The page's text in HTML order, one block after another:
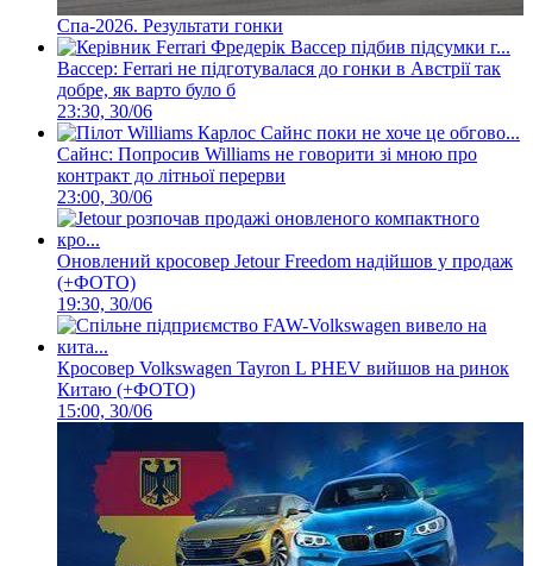
Спа-2026. Результати гонки
Вассер: Ferrari не підготувалася до гонки в Австрії так
добре, як варто було б
23:30, 30/06
Сайнс: Попросив Williams не говорити зі мною про
контракт до літньої перерви
23:00, 30/06
Оновлений кросовер Jetour Freedom надійшов у продаж
(+ФОТО)
19:30, 30/06
Кросовер Volkswagen Tayron L PHEV вийшов на ринок
Китаю (+ФОТО)
15:00, 30/06